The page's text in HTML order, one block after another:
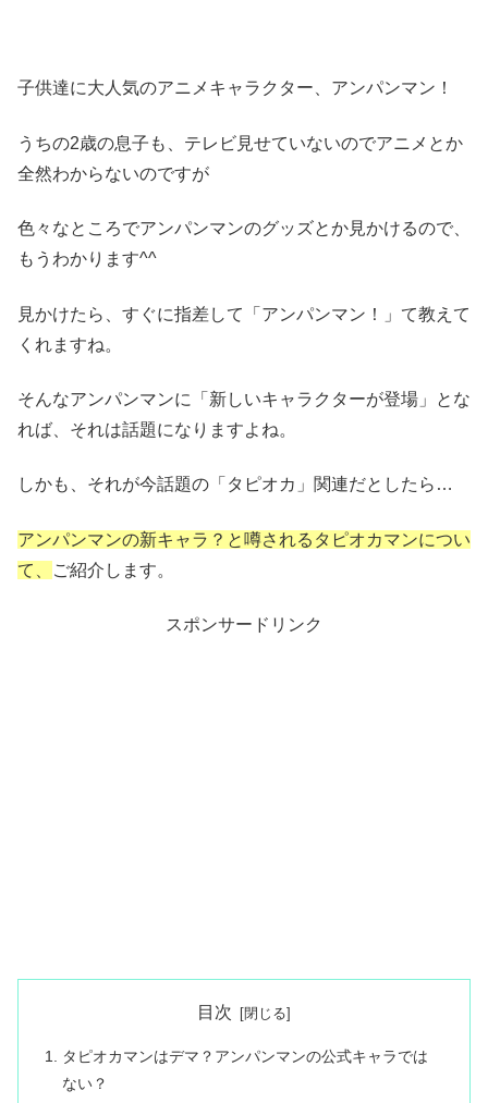
子供達に大人気のアニメキャラクター、アンパンマン！
うちの2歳の息子も、テレビ見せていないのでアニメとか
全然わからないのですが
色々なところでアンパンマンのグッズとか見かけるので、
もうわかります^^
見かけたら、すぐに指差して「アンパンマン！」て教えて
くれますね。
そんなアンパンマンに「新しいキャラクターが登場」とな
れば、それは話題になりますよね。
しかも、それが今話題の「タピオカ」関連だとしたら…
アンパンマンの新キャラ？と噂されるタピオカマンについ
て、
ご紹介します。
スポンサードリンク
目次
タピオカマンはデマ？アンパンマンの公式キャラでは
ない？